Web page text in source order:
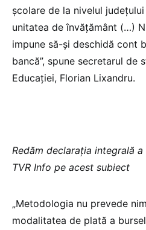
școlare de la nivelul
unitatea de învățământ (…)
impune să-și deschidă cont
bancă”, spune secretarul de
Educației, Florian Lixandru.
Redăm declarația integrală
TVR Info pe acest subiect
„Metodologia nu prevede
modalitatea de plată a